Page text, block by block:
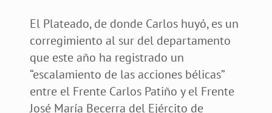
El Plateado, de donde Carlos huyó, es un
corregimiento al sur del departamento
que este año ha registrado un
“escalamiento de las acciones bélicas”
entre el Frente Carlos Patiño y el Frente
José María Becerra del Ejército de